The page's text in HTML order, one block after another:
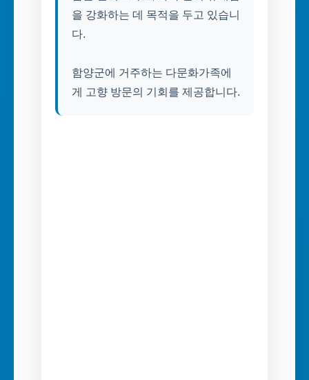
을 강화하는 데 목적을 두고 있습니
다.
함양군에 거주하는 다문화가족에
게 고향 방문의 기회를 제공합니다.